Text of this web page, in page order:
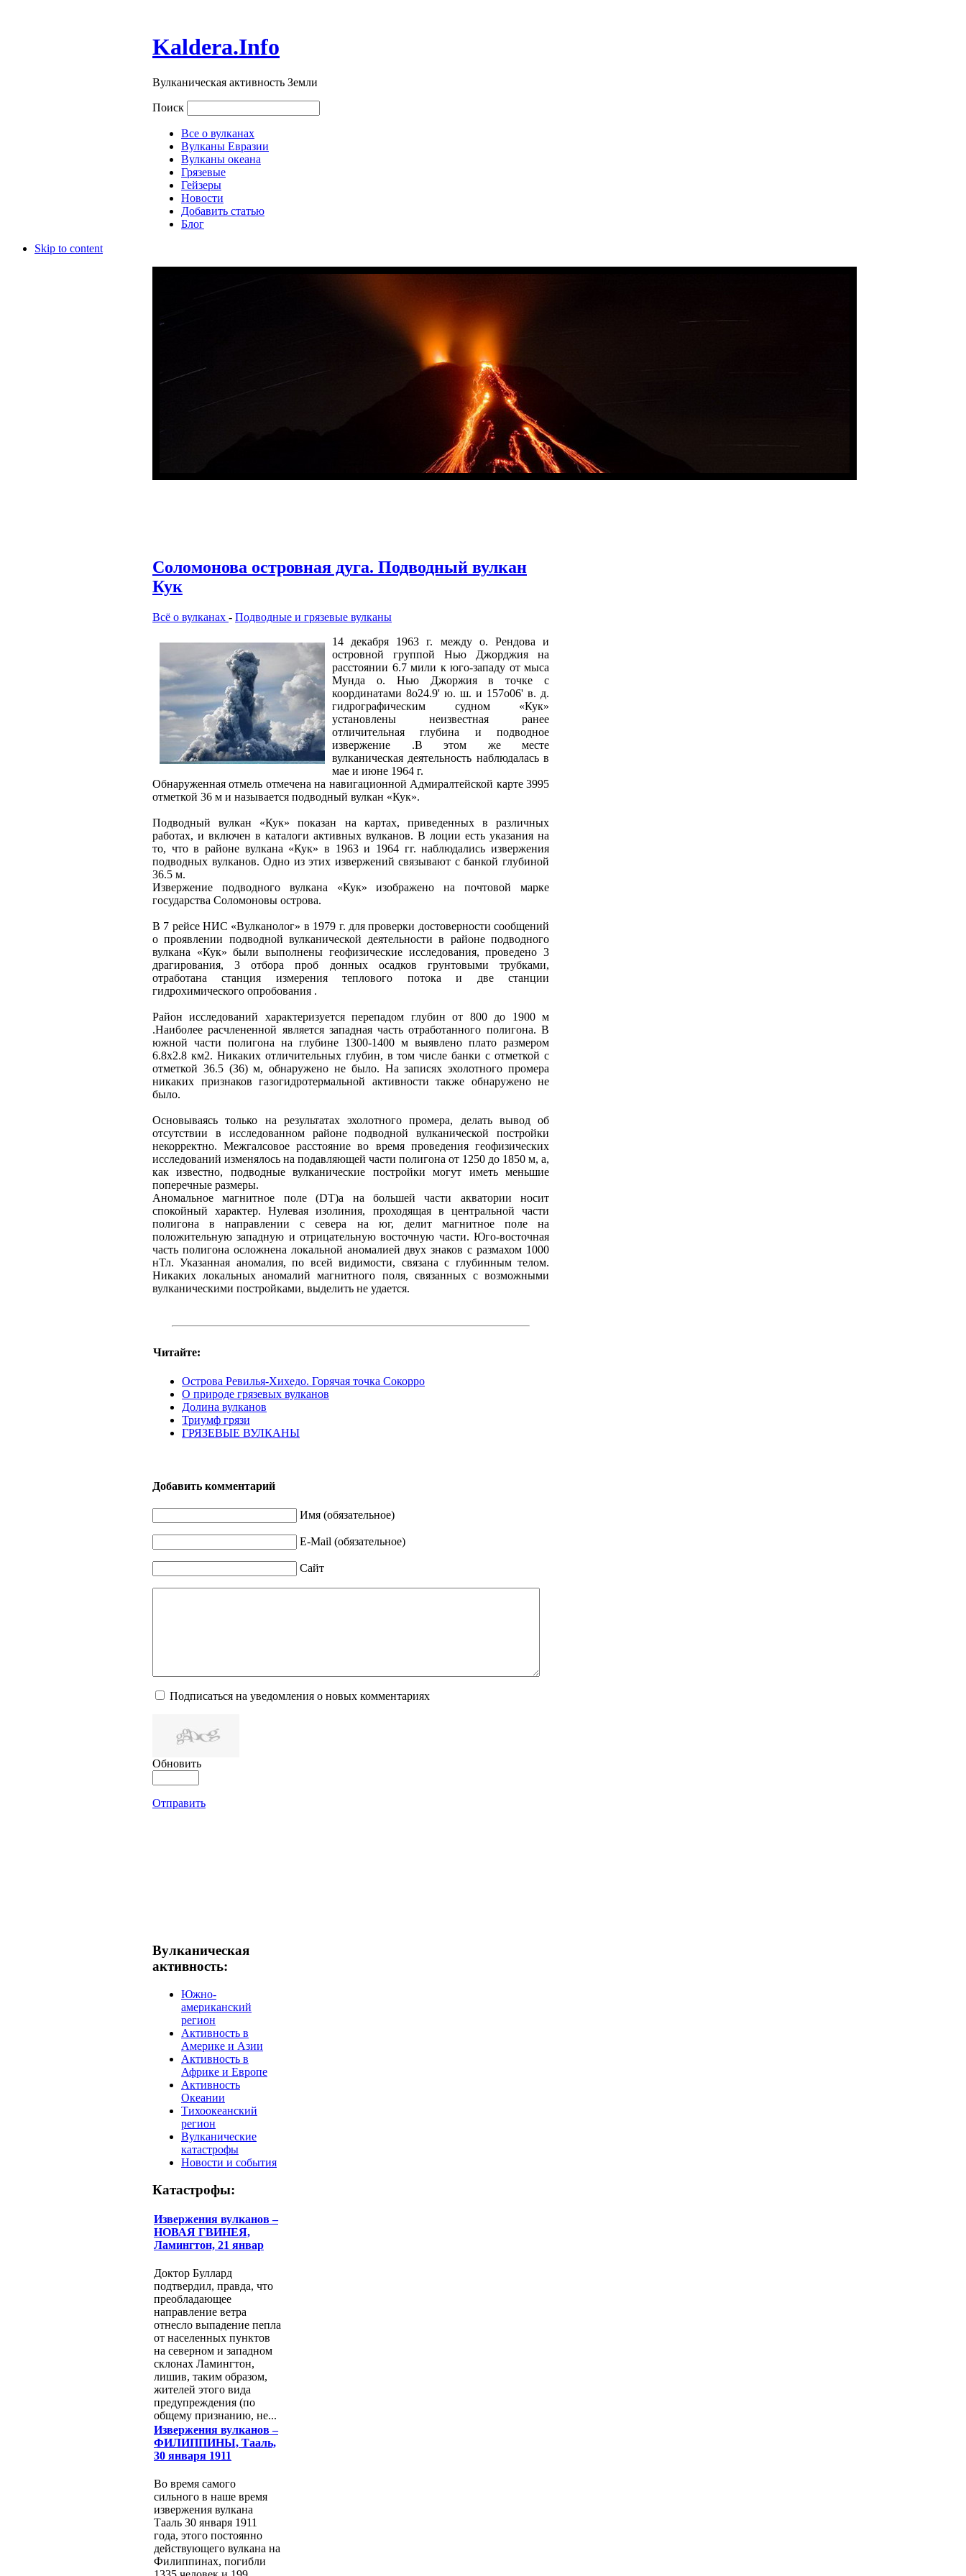
Kaldera.Info
Вулканическая активность Земли
Поиск
Все о вулканах
Вулканы Евразии
Вулканы океана
Грязевые
Гейзеры
Новости
Добавить статью
Блог
Skip to content
Соломонова островная дуга. Подводный вулкан
Кук
Всё о вулканах - Подводные и грязевые вулканы
14 декабря 1963 г. между о. Рендова и
островной группой Нью Джорджия на
расстоянии 6.7 мили к юго-западу от мыса
Мунда о. Нью Джоржия в точке с
координатами 8o24.9' ю. ш. и 157o06' в. д.
гидрографическим судном «Кук»
установлены неизвестная ранее
отличительная глубина и подводное
извержение .В этом же месте
вулканическая деятельность наблюдалась в
мае и июне 1964 г.
Обнаруженная отмель отмечена на навигационной Адмиралтейской карте 3995
отметкой 36 м и называется подводный вулкан «Кук».
Подводный вулкан «Кук» показан на картах, приведенных в различных
работах, и включен в каталоги активных вулканов. В лоции есть указания на
то, что в районе вулкана «Кук» в 1963 и 1964 гг. наблюдались извержения
подводных вулканов. Одно из этих извержений связывают с банкой глубиной
36.5 м.
Извержение подводного вулкана «Кук» изображено на почтовой марке
государства Соломоновы острова.
В 7 рейсе НИС «Вулканолог» в 1979 г. для проверки достоверности сообщений
о проявлении подводной вулканической деятельности в районе подводного
вулкана «Кук» были выполнены геофизические исследования, проведено 3
драгирования, 3 отбора проб донных осадков грунтовыми трубками,
отработана станция измерения теплового потока и две станции
гидрохимического опробования .
Район исследований характеризуется перепадом глубин от 800 до 1900 м
.Наиболее расчлененной является западная часть отработанного полигона. В
южной части полигона на глубине 1300-1400 м выявлено плато размером
6.8x2.8 км2. Никаких отличительных глубин, в том числе банки с отметкой с
отметкой 36.5 (36) м, обнаружено не было. На записях эхолотного промера
никаких признаков газогидротермальной активности также обнаружено не
было.
Основываясь только на результатах эхолотного промера, делать вывод об
отсутствии в исследованном районе подводной вулканической постройки
некорректно. Межгалсовое расстояние во время проведения геофизических
исследований изменялось на подавляющей части полигона от 1250 до 1850 м, а,
как известно, подводные вулканические постройки могут иметь меньшие
поперечные размеры.
Аномальное магнитное поле (DТ)а на большей части акватории носит
спокойный характер. Нулевая изолиния, проходящая в центральной части
полигона в направлении с севера на юг, делит магнитное поле на
положительную западную и отрицательную восточную части. Юго-восточная
часть полигона осложнена локальной аномалией двух знаков с размахом 1000
нТл. Указанная аномалия, по всей видимости, связана с глубинным телом.
Никаких локальных аномалий магнитного поля, связанных с возможными
вулканическими постройками, выделить не удается.
Читайте:
Острова Ревилья-Хихедо. Горячая точка Сокорро
О природе грязевых вулканов
Долина вулканов
Триумф грязи
ГРЯЗЕВЫЕ ВУЛКАНЫ
Добавить комментарий
Имя (обязательное)
E-Mail (обязательное)
Сайт
Подписаться на уведомления о новых комментариях
Обновить
Отправить
Вулканическая
активность:
Южно-
американский
регион
Активность в
Америке и Азии
Активность в
Африке и Европе
Активность
Океании
Тихоокеанский
регион
Вулканические
катастрофы
Новости и события
Катастрофы:
Извержения вулканов –
НОВАЯ ГВИНЕЯ,
Ламингтон, 21 январ
Доктор Буллард
подтвердил, правда, что
преобладающее
направление ветра
отнесло выпадение пепла
от населенных пунктов
на северном и западном
склонах Ламингтон,
лишив, таким образом,
жителей этого вида
предупреждения (по
общему признанию, не...
Извержения вулканов –
ФИЛИППИНЫ, Тааль,
30 января 1911
Во время самого
сильного в наше время
извержения вулкана
Тааль 30 января 1911
года, этого постоянно
действующего вулкана на
Филиппинах, погибли